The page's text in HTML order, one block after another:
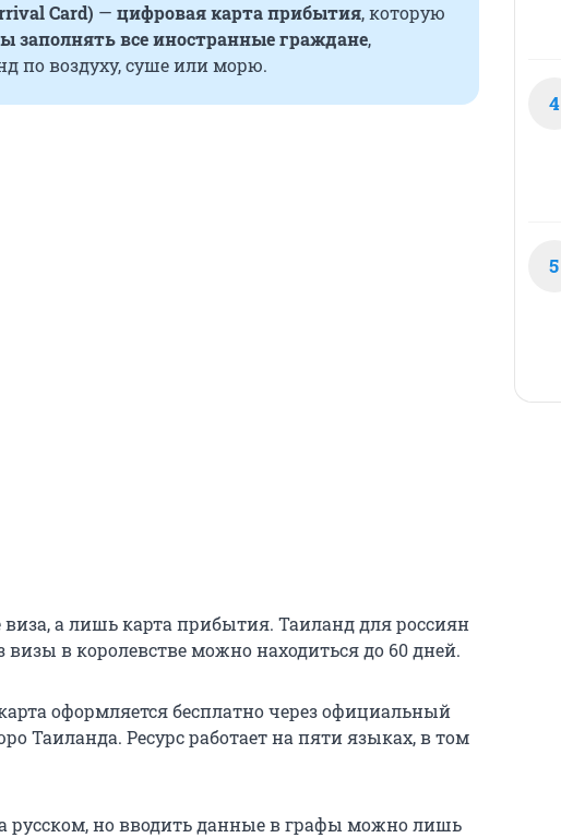
Card) — цифровая карта прибытия, которую
заполнять все иностранные граждане,
по воздуху, суше или морю.
виза, а лишь карта прибытия. Таиланд для россиян
визы в королевстве можно находиться до 60 дней.
оформляется бесплатно через официальный
Таиланда​. Ресурс работает на пяти языках, в том
русском, но вводить данные в графы можно лишь
4
5